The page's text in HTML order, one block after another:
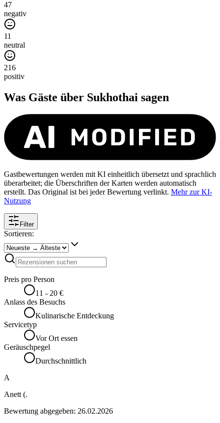
47
negativ
11
neutral
216
positiv
Was Gäste über Sukhothai sagen
Gastbewertungen werden mit KI einheitlich übersetzt und sprachlich
überarbeitet; die Überschriften der Karten werden automatisch
erstellt. Das Original ist bei jeder Bewertung verlinkt. Mehr zur KI-
Nutzung
Filter
Sortieren:
Preis pro Person
11 - 20 €
Anlass des Besuchs
Kulinarische Entdeckung
Servicetyp
Vor Ort essen
Geräuschpegel
Durchschnittlich
A
Anett (.
Bewertung abgegeben: 26.02.2026